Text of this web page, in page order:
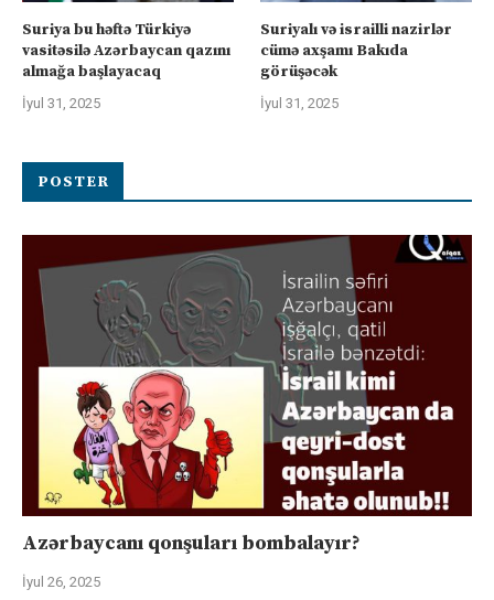
Suriya bu həftə Türkiyə
vasitəsilə Azərbaycan qazını
almağa başlayacaq
İyul 31, 2025
Suriyalı və israilli nazirlər
cümə axşamı Bakıda
görüşəcək
İyul 31, 2025
POSTER
Azərbaycanı qonşuları bombalayır?
İyul 26, 2025